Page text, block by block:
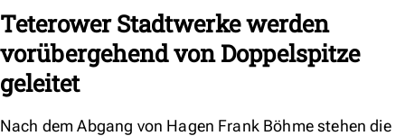
Teterower Stadtwerke werden
vorübergehend von Doppelspitze
geleitet
Nach dem Abgang von Hagen Frank Böhme stehen die